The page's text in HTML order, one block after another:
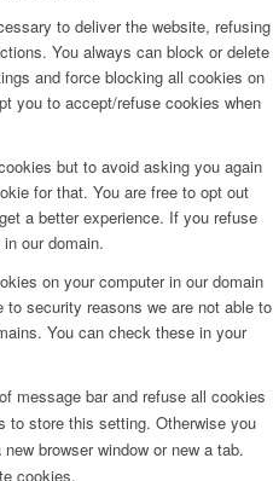
to deliver the website, refusing
You always can block or delete
and force blocking all cookies on
you to accept/refuse cookies when
but to avoid asking you again
for that. You are free to opt out
a better experience. If you refuse
our domain.
on your computer in our domain
security reasons we are not able to
You can check these in your
message bar and refuse all cookies
to store this setting. Otherwise you
browser window or new a tab.
cookies.